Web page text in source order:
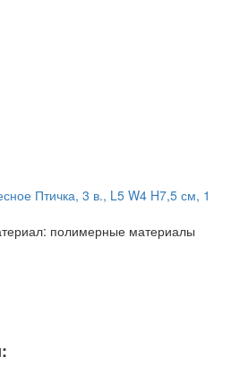
Птичка, 3 в., L5 W4 H7,5 см, 1
полимерные материалы